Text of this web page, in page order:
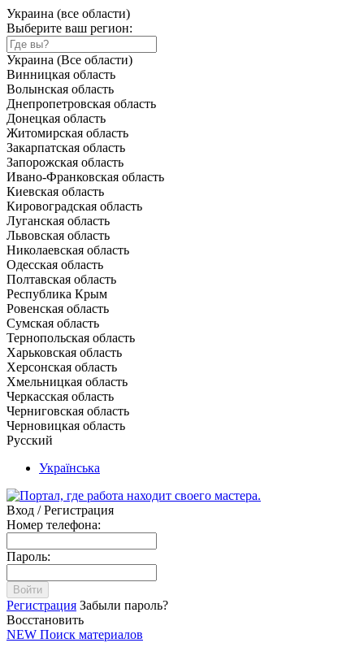
Украина (все области)
Выберите ваш регион:
Украина (Все области)
Винницкая область
Волынская область
Днепропетровская область
Донецкая область
Житомирская область
Закарпатская область
Запорожская область
Ивано-Франковская область
Киевская область
Кировоградская область
Луганская область
Львовская область
Николаевская область
Одесская область
Полтавская область
Республика Крым
Ровенская область
Сумская область
Тернопольская область
Харьковская область
Херсонская область
Хмельницкая область
Черкасская область
Черниговская область
Черновицкая область
Русский
Українська
Вход / Регистрация
Номер телефона:
Пароль:
Войти
Регистрация Забыли пароль?
Восстановить
NEW Поиск материалов